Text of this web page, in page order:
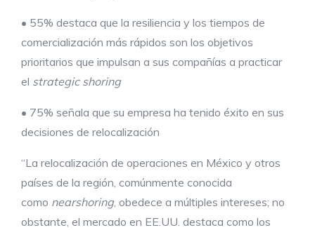
• 55% destaca que la resiliencia y los tiempos de
comercialización más rápidos son los objetivos
prioritarios que impulsan a sus compañías a practicar
el strategic shoring
• 75% señala que su empresa ha tenido éxito en sus
decisiones de relocalización
“La relocalización de operaciones en México y otros
países de la región, comúnmente conocida
como nearshoring, obedece a múltiples intereses; no
obstante, el mercado en EE.UU. destaca como los